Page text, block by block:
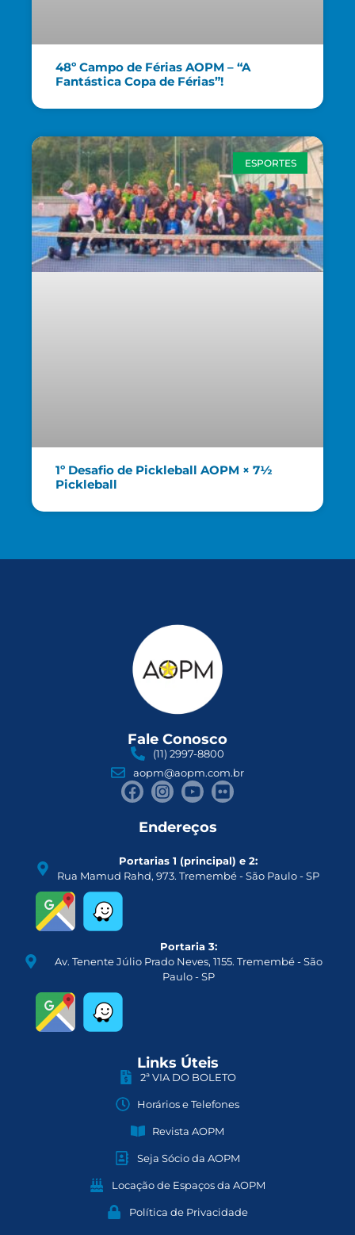
48º Campo de Férias AOPM – “A
Fantástica Copa de Férias”!
ESPORTES
1º Desafio de Pickleball AOPM × 7½
Pickleball
Fale Conosco
(11) 2997-8800
aopm@aopm.com.br
Endereços
Portarias 1 (principal) e 2:
Rua Mamud Rahd, 973. Tremembé - São Paulo - SP
Portaria 3:
Av. Tenente Júlio Prado Neves, 1155. Tremembé - São
Paulo - SP
Links Úteis
2ª VIA DO BOLETO
Horários e Telefones
Revista AOPM
Seja Sócio da AOPM
Locação de Espaços da AOPM
Política de Privacidade